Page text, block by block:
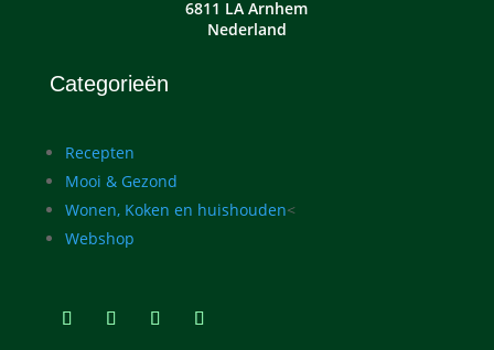
6811 LA Arnhem
Nederland
Categorieën
Recepten
Mooi & Gezond
Wonen, Koken en huishouden<
Webshop